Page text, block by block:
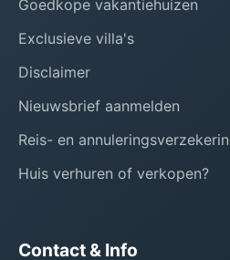
Goedkope vakantiehuizen
Exclusieve villa's
Disclaimer
Nieuwsbrief aanmelden
Reis- en
Huis verhuren of verkopen?
Contact & Info